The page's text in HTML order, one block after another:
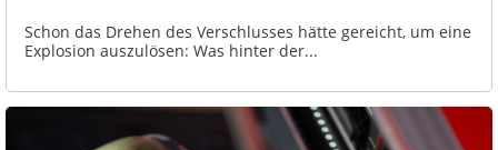
Schon das Drehen des Verschlusses hätte gereicht, um eine
Explosion auszulösen: Was hinter der...